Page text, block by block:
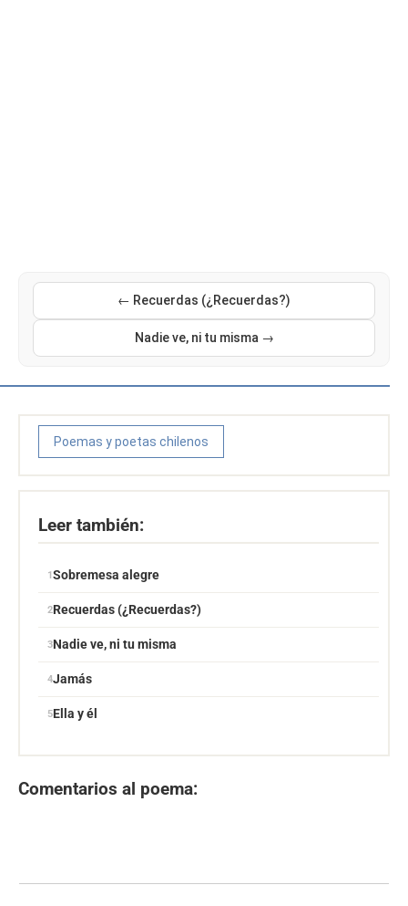
← Recuerdas (¿Recuerdas?)
Nadie ve, ni tu misma →
Poemas y poetas chilenos
Leer también:
Sobremesa alegre
Recuerdas (¿Recuerdas?)
Nadie ve, ni tu misma
Jamás
Ella y él
Comentarios al poema: